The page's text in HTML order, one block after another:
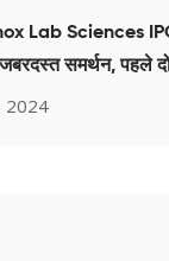
Lab Sciences
जबरदस्त समर्थन, पहले
2024